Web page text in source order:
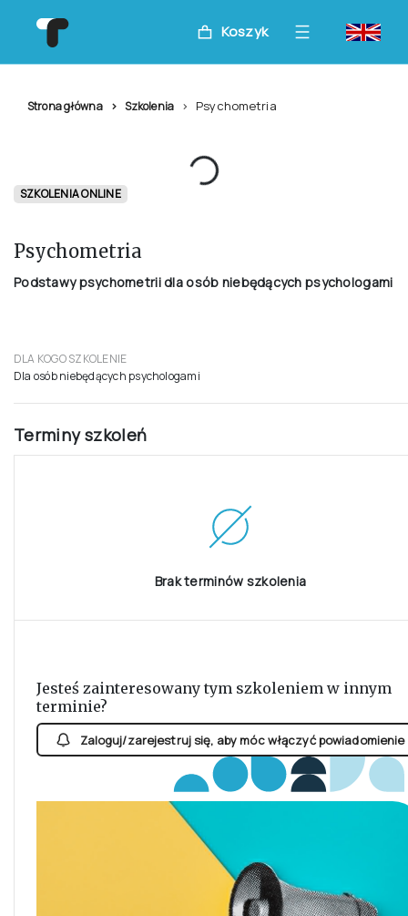
Koszyk
Strona główna Szkolenia Psychometria
Psychometria
Dla osób niebędących psychologami
Jesteś zainteresowany tym szkoleniem w innym
terminie?
Zaloguj/zarejestruj się, aby móc włączyć powiadomienie